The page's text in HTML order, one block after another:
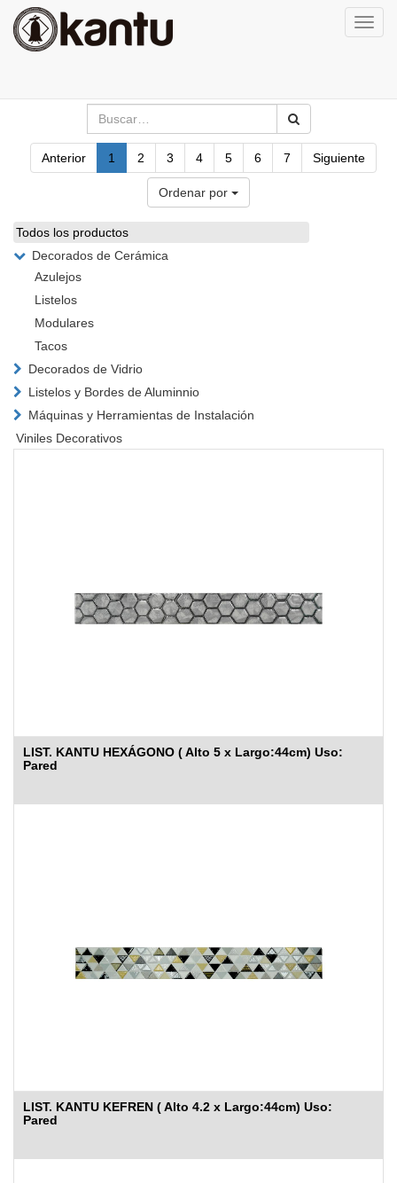
Anterior 1 2 3 4 5 6 7 Siguiente
Ordenar por
Todos los productos
Decorados de Cerámica
Azulejos
Listelos
Modulares
Tacos
Decorados de Vidrio
Listelos y Bordes de Aluminnio
Máquinas y Herramientas de Instalación
Viniles Decorativos
LIST. KANTU HEXÁGONO ( Alto 5 x Largo:44cm) Uso:
Pared
LIST. KANTU KEFREN ( Alto 4.2 x Largo:44cm) Uso:
Pared